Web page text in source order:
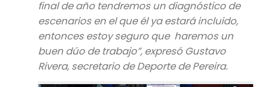
final de año tendremos un diagnóstico de
escenarios en el que él ya estará incluido,
entonces estoy seguro que haremos un
buen dúo de trabajo”, expresó Gustavo
Rivera, secretario de Deporte de Pereira.